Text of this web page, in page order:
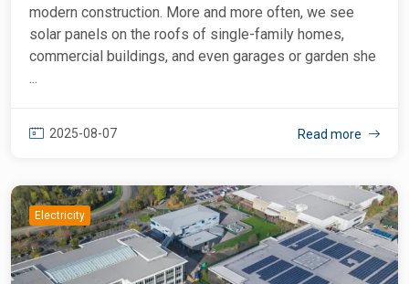
modern construction. More and more often, we see
solar panels on the roofs of single-family homes,
commercial buildings, and even garages or garden she
...
2025-08-07 Read more
Electricity